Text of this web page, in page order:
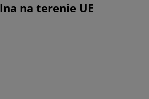
na terenie UE